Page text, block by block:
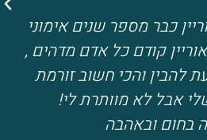
כבר מספר שנים אימוני
אוריין קודם כל אדם מדהים ,
להבין והכי חשוב זורמת
אבל לא מוותרת לי!
בחום ובאהבה